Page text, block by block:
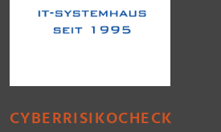
CYBERRISIKOCHECK